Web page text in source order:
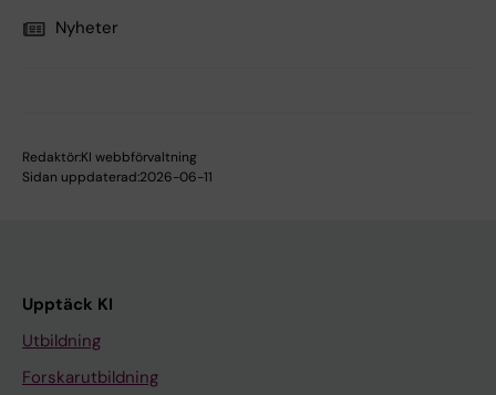
Nyheter
Redaktör:KI webbförvaltning
Sidan uppdaterad:2026-06-11
Upptäck KI
Utbildning
Forskarutbildning